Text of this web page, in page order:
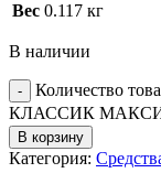
Вес 0.117 кг
В наличии
Количество
КЛАССИК МАКСИ
В корзину
Категория: